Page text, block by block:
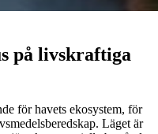
på livskraftiga
för havets ekosystem, för
Läget är